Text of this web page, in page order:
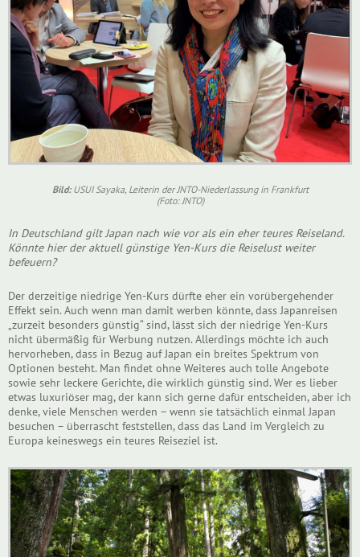
Bild:USUI Sayaka, Leiterin der JNTO-Niederlassung in Frankfurt
(Foto: JNTO)
In Deutschland gilt Japan nach wie vor als ein eher teures Reiseland.
Könnte hier der aktuell günstige Yen-Kurs die Reiselust weiter
befeuern?
Der derzeitige niedrige Yen-Kurs dürfte eher ein vorübergehender
Effekt sein. Auch wenn man damit werben könnte, dass Japanreisen
„zurzeit besonders günstig“ sind, lässt sich der niedrige Yen-Kurs
nicht übermäßig für Werbung nutzen. Allerdings möchte ich auch
hervorheben, dass in Bezug auf Japan ein breites Spektrum von
Optionen besteht. Man findet ohne Weiteres auch tolle Angebote
sowie sehr leckere Gerichte, die wirklich günstig sind. Wer es lieber
etwas luxuriöser mag, der kann sich gerne dafür entscheiden, aber ich
denke, viele Menschen werden – wenn sie tatsächlich einmal Japan
besuchen – überrascht feststellen, dass das Land im Vergleich zu
Europa keineswegs ein teures Reiseziel ist.